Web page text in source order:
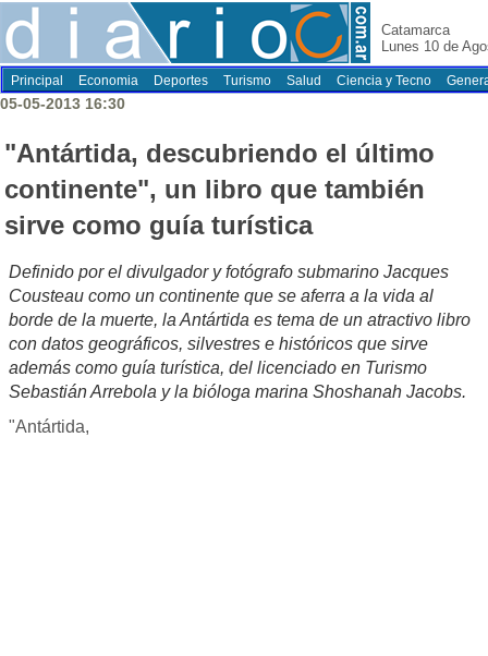
Catamarca
Lunes 10 de
Principal Economia Deportes Turismo Salud Ciencia y Tecno
05-05-2013 16:30
"Antártida, descubriendo el último
continente", un libro que también
sirve como guía turística
Definido por el divulgador y fotógrafo submarino Jacques
Cousteau como un continente que se aferra a la vida al
borde de la muerte, la Antártida es tema de un atractivo libro
con datos geográficos, silvestres e históricos que sirve
además como guía turística, del licenciado en Turismo
Sebastián Arrebola y la bióloga marina Shoshanah Jacobs.
"Antártida,